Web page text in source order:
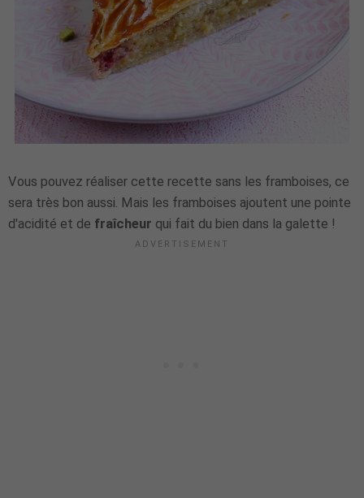
Vous pouvez réaliser cette recette sans les framboises, ce
sera très bon aussi. Mais les framboises ajoutent une pointe
d'acidité et de fraîcheur qui fait du bien dans la galette !